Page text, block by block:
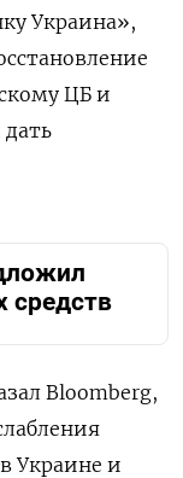
Украина»,
ЦБ и
средств
Bloomberg,
Украине и